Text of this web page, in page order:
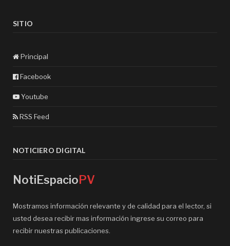
SITIO
Principal
Facebook
Youtube
RSS Feed
NOTICIERO DIGITAL
NotiEspacioPV
Mostramos información relevante y de calidad para el lector, si
usted desea recibir mas información ingrese su correo para
recibir nuestras publicaciones.